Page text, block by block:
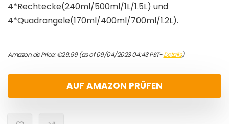
4*Rechtecke(240ml/500ml/1L/1.5L) und
4*Quadrangele(170ml/400ml/700ml/1.2L).
Amazon.de Price:€29.99(as of 09/04/2023 04:43 PST-Details)
AUF AMAZON PRÜFEN